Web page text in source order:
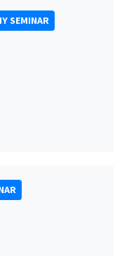
SEMINAR